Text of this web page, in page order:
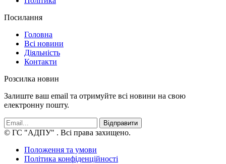
Посилання
Головна
Всі новини
Діяльність
Контакти
Розсилка новин
Залиште ваш email та отримуйте всі новини на свою
електронну пошту.
Відправити
© ГС "АДПУ" . Всі права захищено.
Положення та умови
Політика конфіденційності